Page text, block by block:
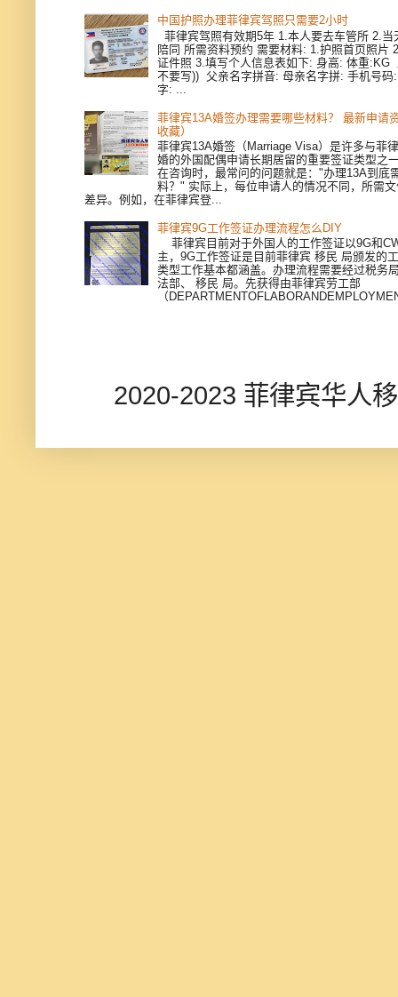
中国护照办理菲律宾驾照只需要2小时
菲律宾驾照有效期5年 1.本人要去车管所 2.当
陪同 所需资料预约 需要材料: 1.护照首页照片
证件照 3.填写个人信息表如下: 身高: 体重:KG
不要写)) 父亲名字拼音: 母亲名字拼: 手机号码
字: ...
菲律宾13A婚签办理需要哪些材料？ 最新申请
收藏）
菲律宾13A婚签（Marriage Visa）是许多与菲
婚的外国配偶申请长期居留的重要签证类型之
在咨询时，最常问的问题就是："办理13A到底
料？" 实际上，每位申请人的情况不同，所需
差异。例如，在菲律宾登...
菲律宾9G工作签证办理流程怎么DIY
菲律宾目前对于外国人的工作签证以9G和
主，9G工作签证是目前菲律宾 移民 局颁发的
类型工作基本都涵盖。办理流程需要经过税务
法部、 移民 局。先获得由菲律宾劳工部
（
2020-2023 菲律宾华人